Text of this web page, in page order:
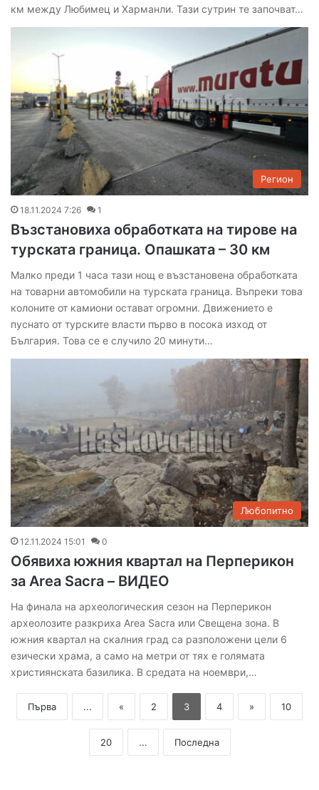
км между Любимец и Харманли. Тази сутрин те започват…
Регион
18.11.2024 7:26 1
Възстановиха обработката на тирове на
турската граница. Опашката – 30 км
Малко преди 1 часа тази нощ е възстановена обработката
на товарни автомобили на турската граница. Въпреки това
колоните от камиони остават огромни. Движението е
пуснато от турските власти първо в посока изход от
България. Това се е случило 20 минути…
Любопитно
12.11.2024 15:01 0
Обявиха южния квартал на Перперикон
за Area Sacra – ВИДЕО
На финала на археологическия сезон на Перперикон
археолозите разкриха Area Sacra или Свещена зона. В
южния квартал на скалния град са разположени цели 6
езически храма, а само на метри от тях е голямата
християнската базилика. В средата на ноември,…
Първа ... « 2 3 4 » 10
20 ... Последна